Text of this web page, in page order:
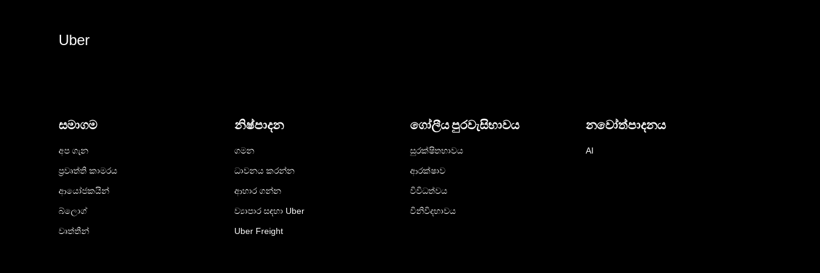
Uber
සමාගම
අප ගැන
ප්‍රවෘත්ති කාමරය
ආයෝජකයින්
බ්ලොග්
වෘත්තීන්
නිෂ්පාදන
ගමන
ධාවනය කරන්න
ආහාර ගන්න
ව්‍යාපාර සඳහා Uber
Uber Freight
ගෝලීය පුරවැසිභාවය
සුරක්ෂිතභාවය
ආරක්ෂාව
විවිධත්වය
විනිවිදභාවය
නවෝත්පාදනය
AI